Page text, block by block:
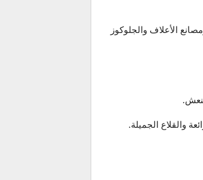
الأعلاف والجلوكوز
والقلاع الجميلة.